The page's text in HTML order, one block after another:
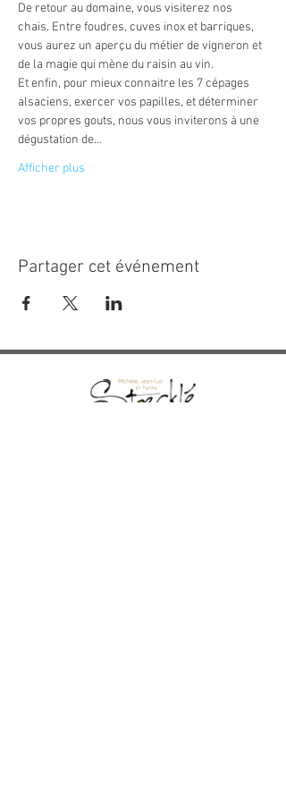
De retour au domaine, vous visiterez nos
chais. Entre foudres, cuves inox et barriques,
vous aurez un aperçu du métier de vigneron et
de la magie qui mène du raisin au vin.
Et enfin, pour mieux connaitre les 7 cépages
alsaciens, exercer vos papilles, et déterminer
vos propres gouts, nous vous inviterons à une
dégustation de…
Afficher plus
Partager cet événement